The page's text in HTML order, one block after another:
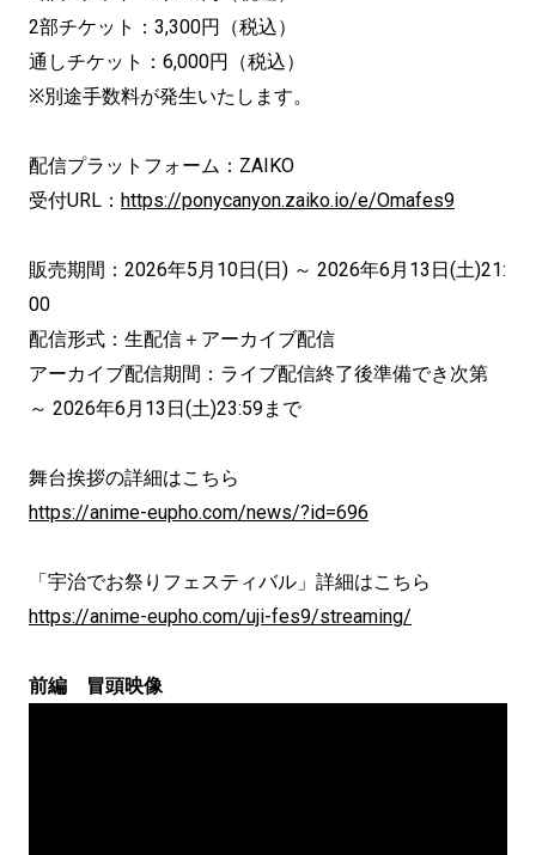
2部チケット：3,300円（税込）
通しチケット：6,000円（税込）
※別途手数料が発生いたします。
配信プラットフォーム：ZAIKO
受付URL： https://ponycanyon.zaiko.io/e/Omafes9
販売期間：2026年5月10日(日) ～ 2026年6月13日(土)21:
00
配信形式：生配信＋アーカイブ配信
アーカイブ配信期間：ライブ配信終了後準備でき次第
～ 2026年6月13日(土)23:59まで
舞台挨拶の詳細はこちら
https://anime-eupho.com/news/?id=696
「宇治でお祭りフェスティバル」詳細はこちら
https://anime-eupho.com/uji-fes9/streaming/
前編 冒頭映像